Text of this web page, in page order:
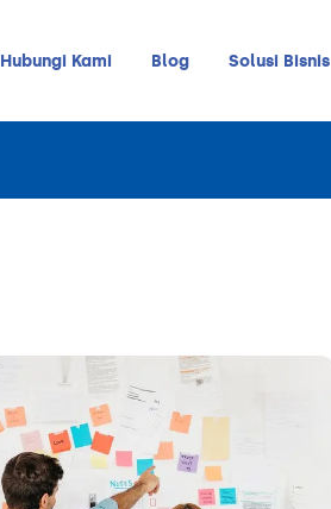
Hubungi Kami Blog Solusi Bisnis